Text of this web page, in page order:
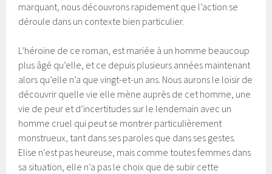
marquant, nous découvrons rapidement que l’action se
déroule dans un contexte bien particulier.
L’héroïne de ce roman, est mariée à un homme beaucoup
plus âgé qu’elle, et ce depuis plusieurs années maintenant
alors qu’elle n’a que vingt-et-un ans. Nous aurons le loisir de
découvrir quelle vie elle mène auprès de cet homme, une
vie de peur et d’incertitudes sur le lendemain avec un
homme cruel qui peut se montrer particulièrement
monstrueux, tant dans ses paroles que dans ses gestes.
Elise n’est pas heureuse, mais comme toutes femmes dans
sa situation, elle n’a pas le choix que de subir cette